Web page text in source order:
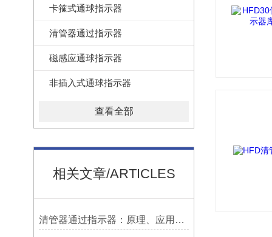
卡箍式通球指示器
清管器通过指示器
磁感应通球指示器
非插入式通球指示器
查看全部
相关文章/ARTICLES
清管器通过指示器：原理、应用与维护